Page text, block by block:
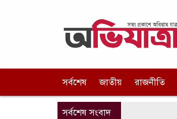
সর্বশেষ জাতীয় রাজনীতি
সর্বশেষ সংবাদ